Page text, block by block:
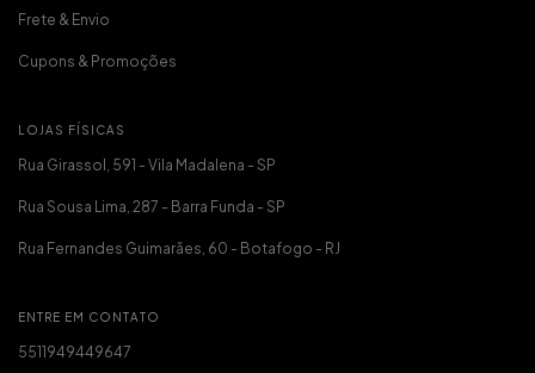
Frete & Envio
Cupons & Promoções
LOJAS FÍSICAS
Rua Girassol, 591 - Vila Madalena - SP
Rua Sousa Lima, 287 - Barra Funda - SP
Rua Fernandes Guimarães, 60 - Botafogo - RJ
ENTRE EM CONTATO
5511949449647